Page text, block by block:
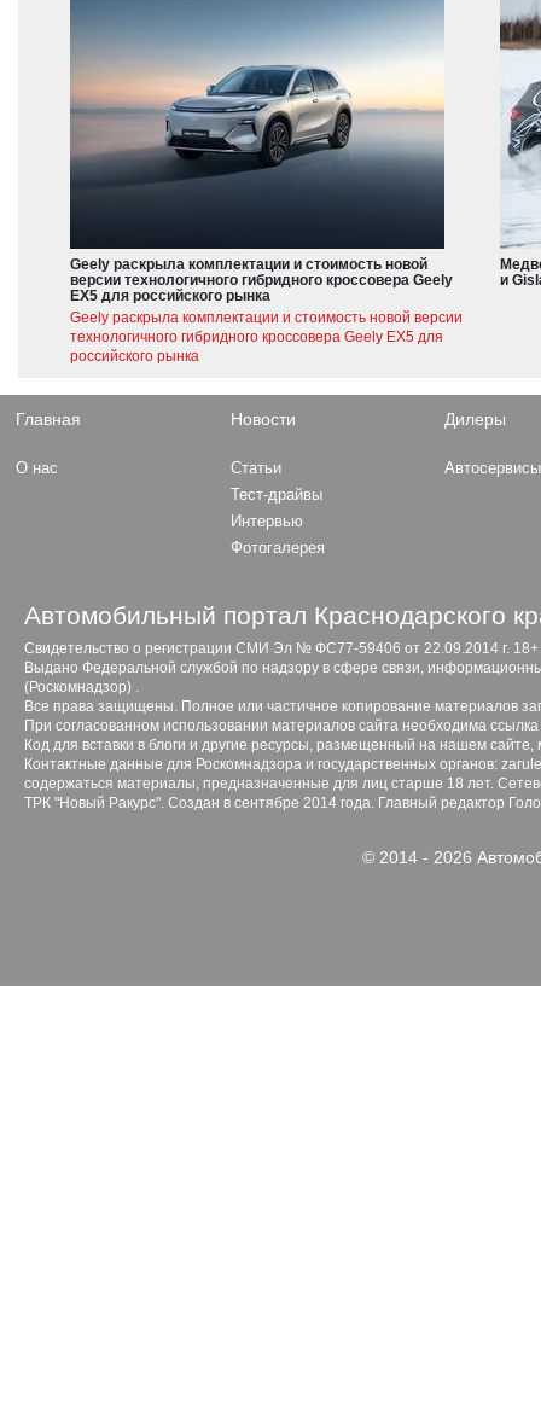
Geely раскрыла комплектации и стоимость новой
версии технологичного гибридного кроссовера Geely
EX5 для российского рынка
Geely раскрыла комплектации и стоимость новой версии
технологичного гибридного кроссовера Geely EX5 для
российского рынка
и
Главная
О нас
Новости
Статьи
Тест-драйвы
Интервью
Фотогалерея
Дилеры
Автосервисы
Автомобильный портал Краснодарского
Свидетельство о регистрации СМИ Эл № ФС77-59406 от 22.09.2014 г. 18+
Выдано Федеральной службой по надзору в сфере связи,
(Роскомнадзор) .
Все права защищены. Полное или частичное копирование материалов
При согласованном использовании материалов сайта необходима ссылка
Код для вставки в блоги и другие ресурсы, размещенный на нашем сайте,
Контактные данные для Роскомнадзора и государственных органов:
содержаться материалы, предназначенные для лиц старше 18 лет.
ТРК "Новый Ракурс". Создан в сентябре 2014 года. Главный редактор
© 2014 - 2026